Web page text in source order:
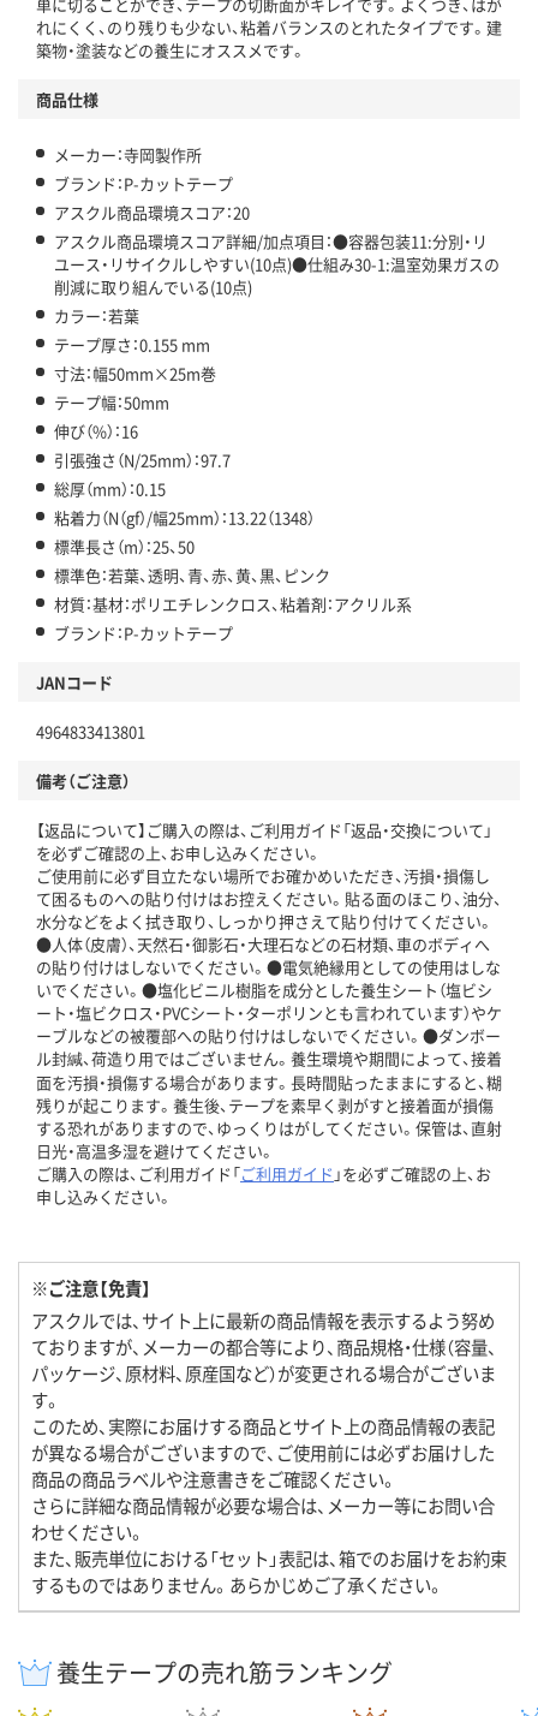
アスクル商品環境スコア詳細／加点項目
」で確認できます。
れにくく、のり残りも少ない、粘着バランスのとれたタイプです。建
築物・塗装などの養生にオススメです。
商品仕様
メーカー：寺岡製作所
ブランド：P-カットテープ
アスクル商品環境スコア：20
アスクル商品環境スコア詳細/加点項目：●容器包装11:分別・リ
ユース・リサイクルしやすい(10点)●仕組み30-1:温室効果ガスの
削減に取り組んでいる(10点)
カラー：若葉
テープ厚さ：0.155 mm
寸法：幅50mm×25m巻
テープ幅：50mm
伸び（%）：16
引張強さ（N/25mm）：97.7
総厚（mm）：0.15
粘着力（N（gf）/幅25mm）：13.22（1348）
標準長さ（m）：25、50
標準色：若葉、透明、青、赤、黄、黒、ピンク
材質：基材：ポリエチレンクロス、粘着剤：アクリル系
ブランド：P-カットテープ
JANコード
4964833413801
備考（ご注意）
【返品について】ご購入の際は、ご利用ガイド「返品・交換について」
を必ずご確認の上、お申し込みください。
ご使用前に必ず目立たない場所でお確かめいただき、汚損・損傷し
て困るものへの貼り付けはお控えください。貼る面のほこり、油分、
水分などをよく拭き取り、しっかり押さえて貼り付けてください。
●人体（皮膚）、天然石・御影石・大理石などの石材類、車のボディへ
の貼り付けはしないでください。●電気絶縁用としての使用はしな
いでください。●塩化ビニル樹脂を成分とした養生シート（塩ビシ
ート・塩ビクロス・PVCシート・ターポリンとも言われています）やケ
ーブルなどの被覆部への貼り付けはしないでください。●ダンボー
ル封緘、荷造り用ではございません。養生環境や期間によって、接着
面を汚損・損傷する場合があります。長時間貼ったままにすると、糊
残りが起こります。養生後、テープを素早く剥がすと接着面が損傷
する恐れがありますので、ゆっくりはがしてください。保管は、直射
日光・高温多湿を避けてください。
ご購入の際は、ご利用ガイド「ご利用ガイド 」を必ずご確認の上、お
申し込みください。
※ご注意【免責】
アスクルでは、サイト上に最新の商品情報を表示するよう努め
ておりますが、メーカーの都合等により、商品規格・仕様（容量、
パッケージ、原材料、原産国など）が変更される場合がございま
す。
このため、実際にお届けする商品とサイト上の商品情報の表記
が異なる場合がございますので、ご使用前には必ずお届けした
商品の商品ラベルや注意書きをご確認ください。
さらに詳細な商品情報が必要な場合は、メーカー等にお問い合
わせください。
また、販売単位における「セット」表記は、箱でのお届けをお約束
するものではありません。あらかじめご了承ください。
養生テープの売れ筋ランキング